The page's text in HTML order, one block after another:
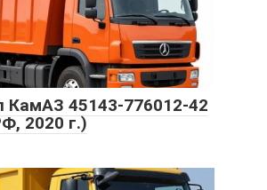
КамАЗ 45143-776012-42
2020 г.)